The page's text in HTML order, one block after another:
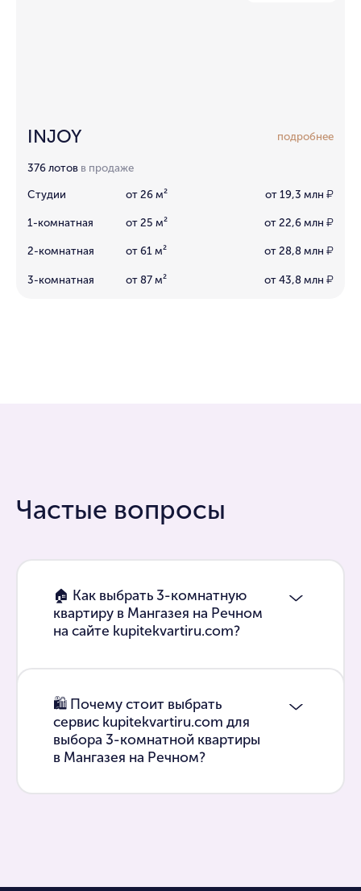
INJOY подробнее
376 лотов в продаже
Студии от 26 м² от 19,3 млн ₽
1-комнатная от 25 м² от 22,6 млн ₽
2-комнатная от 61 м² от 28,8 млн ₽
3-комнатная от 87 м² от 43,8 млн ₽
Частые вопросы
🏠 Как выбрать 3-комнатную
квартиру в Мангазея на Речном
на сайте kupitekvartiru.com?
🛍 Почему стоит выбрать
сервис kupitekvartiru.com для
выбора 3-комнатной квартиры
в Мангазея на Речном?